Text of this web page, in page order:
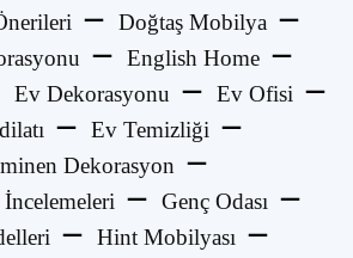
Doğtaş Mobilya
English Home
Ev Dekorasyonu
Ev Ofisi
Ev Temizliği
Dekorasyon
Genç Odası
Hint Mobilyası